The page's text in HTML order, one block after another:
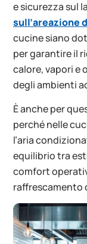
e sicurezza sul
sull’areazione
cucine siano
per garantire il
calore, vapori e
degli ambienti
È anche per
perché nelle
l’aria
equilibrio tra
comfort
raffrescamento